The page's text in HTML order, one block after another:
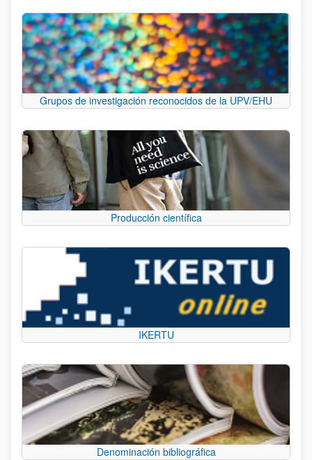
Grupos de investigación reconocidos de la UPV/EHU
Producción científica
IKERTU
Denominación bibliográfica